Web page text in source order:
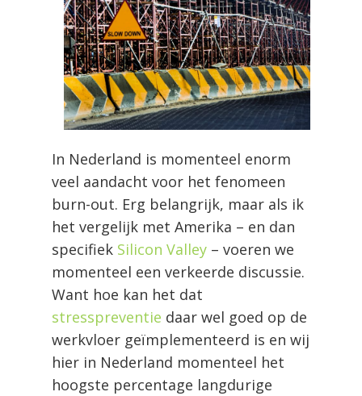
In Nederland is momenteel enorm
veel aandacht voor het fenomeen
burn-out. Erg belangrijk, maar als ik
het vergelijk met Amerika – en dan
specifiek Silicon Valley – voeren we
momenteel een verkeerde discussie.
Want hoe kan het dat
stresspreventie daar wel goed op de
werkvloer geïmplementeerd is en wij
hier in Nederland momenteel het
hoogste percentage langdurige